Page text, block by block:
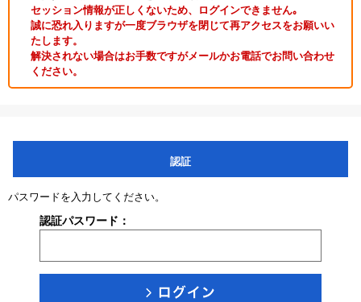
セッション情報が正しくないため、ログインできません｡
誠に恐れ入りますが一度ブラウザを閉じて再アクセスをお願いい
たします。
解決されない場合はお手数ですがメールかお電話でお問い合わせ
ください。
認証
パスワードを入力してください。
認証パスワード：